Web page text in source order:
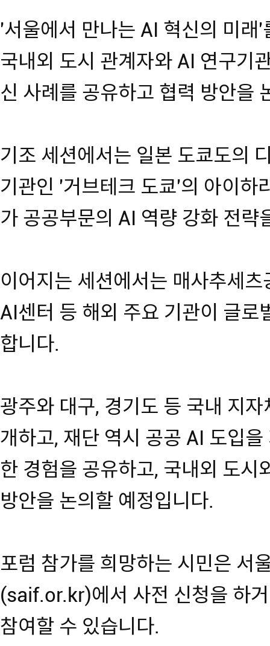
'서울에서 만나는 AI 혁신의 미래
국내외 도시 관계자와 AI 연구기
신 사례를 공유하고 협력 방안을
기조 세션에서는 일본 도쿄도의
기관인 '거브테크 도쿄'의 아이하
가 공공부문의 AI 역량 강화 전략
이어지는 세션에서는 매사추세
AI센터 등 해외 주요 기관이 글로
합니다.
광주와 대구, 경기도 등 국내 지
개하고, 재단 역시 공공 AI 도입
한 경험을 공유하고, 국내외 도시
방안을 논의할 예정입니다.
포럼 참가를 희망하는 시민은 서
(saif.or.kr)에서 사전 신청을 하
참여할 수 있습니다.